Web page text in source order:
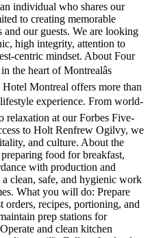
individual who shares our
to creating memorable
our guests. We are looking
high integrity, attention to
centric mindset. About Four
the heart of Montrealâs
Montreal offers more than
lifestyle experience. From world-
relaxation at our Forbes Five-
to Holt Renfrew Ogilvy, we
and culture. About the
food for breakfast,
with production and
clean, safe, and hygienic work
What you will do: Prepare
orders, recipes, portioning, and
prep stations for
and clean kitchen